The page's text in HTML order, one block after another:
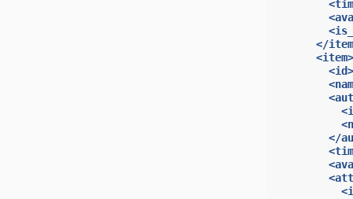
</
<item>
<id>
</